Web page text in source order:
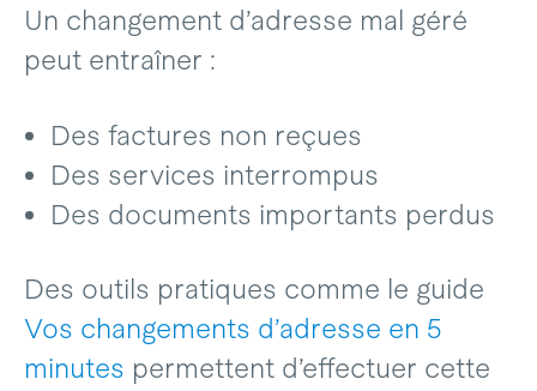
Un changement d’adresse mal géré
peut entraîner :
Des factures non reçues
Des services interrompus
Des documents importants perdus
Des outils pratiques comme le guide
Vos changements d’adresse en 5
minutes permettent d’effectuer cette